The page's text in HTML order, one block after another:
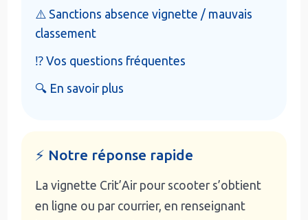
⚠️ Sanctions absence vignette / mauvais
classement
⁉️ Vos questions fréquentes
🔍 En savoir plus
⚡ Notre réponse rapide
La vignette Crit’Air pour scooter s’obtient
en ligne ou par courrier, en renseignant